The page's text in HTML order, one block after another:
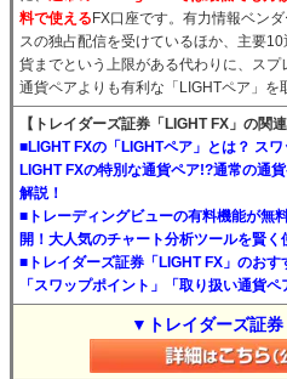
料で使える FX口座です。有力情報ベン
スの独占配信を受けているほか、主要
貨までという上限がある代わりに、ス
通貨ペアよりも有利な「LIGHTペア」を
【トレイダーズ証券「LIGHT FX」の関連
■LIGHT FXの「LIGHTペア」とは？ ス
LIGHT FXの特別な通貨ペア!?通常の通
解説！
■トレーディングビューの有料機能が無
開！大人気のチャート分析ツールを賢
■トレイダーズ証券「LIGHT FX」のおす
「スワップポイント」「取り扱い通貨
▼トレイダーズ証